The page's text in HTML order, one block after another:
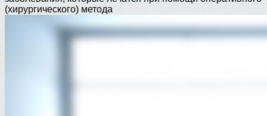
(хирургического) метода